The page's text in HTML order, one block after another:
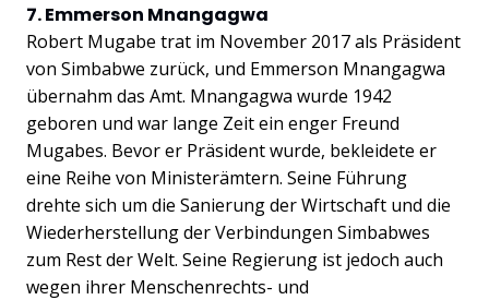
7. Emmerson Mnangagwa
Robert Mugabe trat im November 2017 als Präsident
von Simbabwe zurück, und Emmerson Mnangagwa
übernahm das Amt. Mnangagwa wurde 1942
geboren und war lange Zeit ein enger Freund
Mugabes. Bevor er Präsident wurde, bekleidete er
eine Reihe von Ministerämtern. Seine Führung
drehte sich um die Sanierung der Wirtschaft und die
Wiederherstellung der Verbindungen Simbabwes
zum Rest der Welt. Seine Regierung ist jedoch auch
wegen ihrer Menschenrechts- und